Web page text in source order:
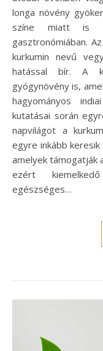
longa növény
színe miatt is
gasztronómiában.
kurkumin nevű
hatással bír. A
gyógynövény is,
hagyományos
kutatásai során
napvilágot a
egyre inkább
amelyek támogatják
ezért
egészséges…